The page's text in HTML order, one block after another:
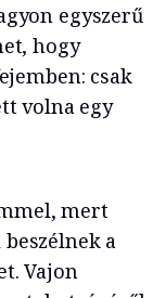
egyszerű
hogy
csak
volna egy
mert
a
Vajon